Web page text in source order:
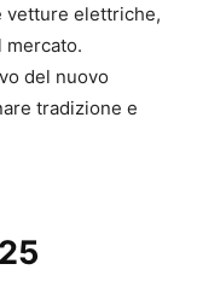
vetture elettriche,
mercato.
del nuovo
tradizione e